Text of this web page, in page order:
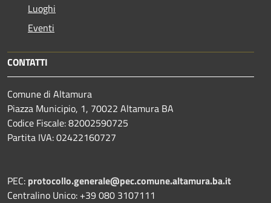
Luoghi
Eventi
CONTATTI
Comune di Altamura
Piazza Municipio, 1, 70022 Altamura BA
Codice Fiscale: 82002590725
Partita IVA: 02422160727
PEC: protocollo.generale@pec.comune.altamura.ba.it
Centralino Unico: +39 080 3107111